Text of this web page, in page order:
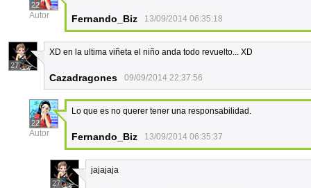
22
Autor Fernando_Biz 13/09/2014 06:35:18
27
XD en la ultima viñeta el niño anda todo revuelto... XD
Cazadragones 09/09/2014 22:37:56
22
Autor
Lo que es no querer tener una responsabilidad.
Fernando_Biz 13/09/2014 06:35:37
27
jajajaja